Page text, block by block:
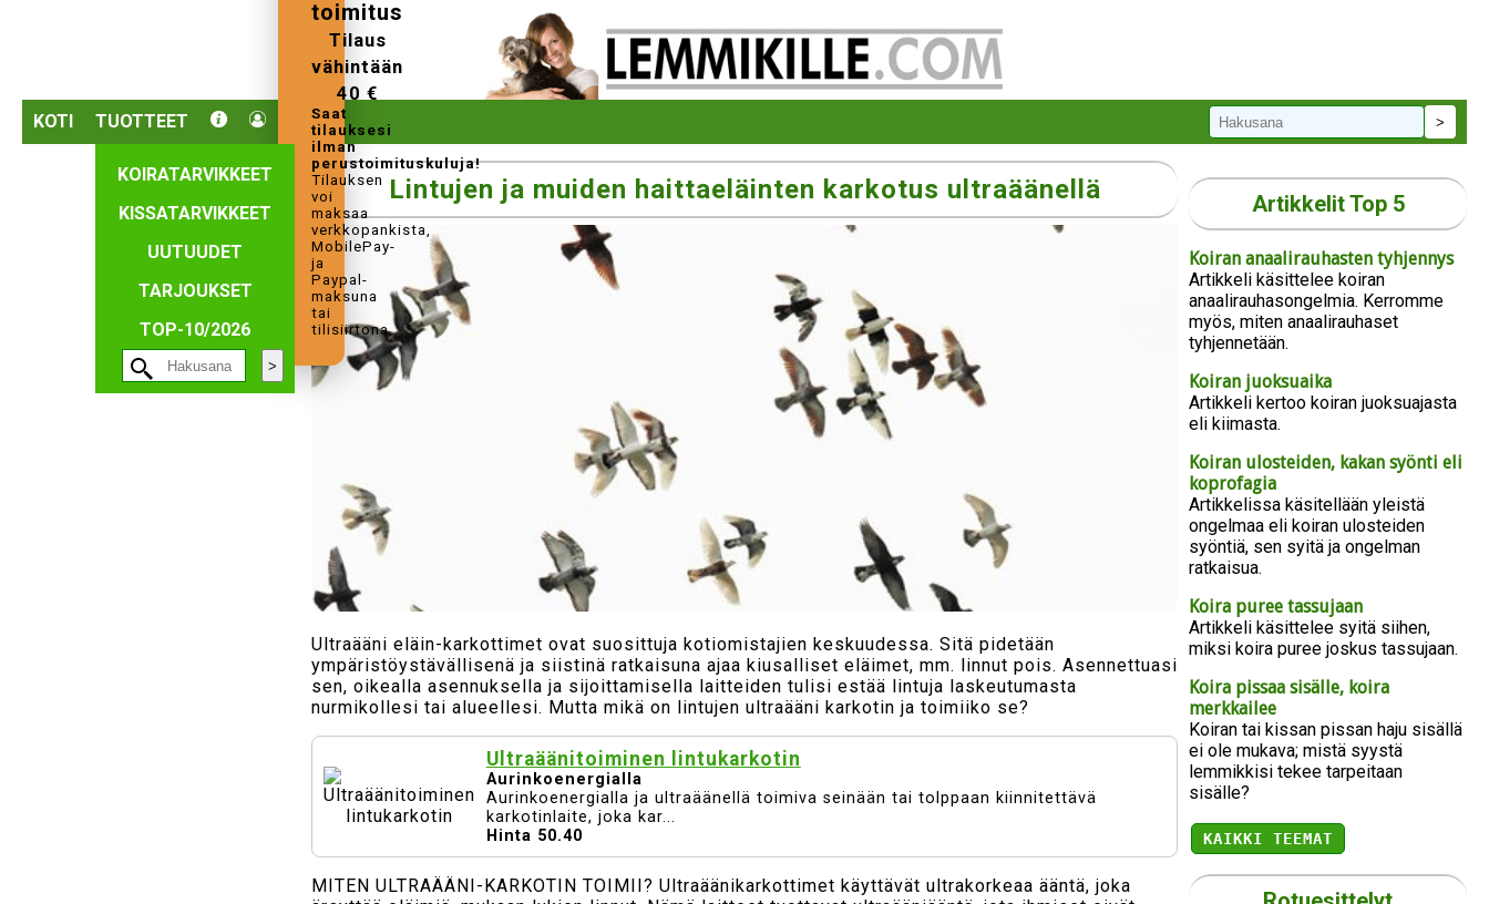
KOTI TUOTTEET
KOIRATARVIKKEET
KISSATARVIKKEET
UUTUUDET
TARJOUKSET
TOP-10/2026
toimitus
Tilaus
vähintään
40 €
Saat
tilauksesi
ilman
perustoimituskuluja!
Tilauksen
voi
maksaa
verkkopankista,
MobilePay-
ja
Paypal-
maksuna
tai
tilisiirtona.
Lintujen ja muiden haittaeläinten karkotus ultraäänellä
Ultraääni eläin-karkottimet ovat suosittuja kotiomistajien keskuudessa. Sitä pidetään
ympäristöystävällisenä ja siistinä ratkaisuna ajaa kiusalliset eläimet, mm. linnut pois. Asennettuasi
sen, oikealla asennuksella ja sijoittamisella laitteiden tulisi estää lintuja laskeutumasta
nurmikollesi tai alueellesi. Mutta mikä on lintujen ultraääni karkotin ja toimiiko se?
Ultraäänitoiminen lintukarkotin
Aurinkoenergialla
Aurinkoenergialla ja ultraäänellä toimiva seinään tai tolppaan kiinnitettävä
karkotinlaite, joka kar...
Hinta 50.40
MITEN ULTRAÄÄNI-KARKOTIN TOIMII? Ultraäänikarkottimet käyttävät ultrakorkeaa ääntä, joka
Artikkelit Top 5
Koiran anaalirauhasten tyhjennys
Artikkeli käsittelee koiran
anaalirauhasongelmia. Kerromme
myös, miten anaalirauhaset
tyhjennetään.
Koiran juoksuaika
Artikkeli kertoo koiran juoksuajasta
eli kiimasta.
Koiran ulosteiden, kakan syönti eli
koprofagia
Artikkelissa käsitellään yleistä
ongelmaa eli koiran ulosteiden
syöntiä, sen syitä ja ongelman
ratkaisua.
Koira puree tassujaan
Artikkeli käsittelee syitä siihen,
miksi koira puree joskus tassujaan.
Koira pissaa sisälle, koira
merkkailee
Koiran tai kissan pissan haju sisällä
ei ole mukava; mistä syystä
lemmikkisi tekee tarpeitaan
sisälle?
KAIKKI TEEMAT